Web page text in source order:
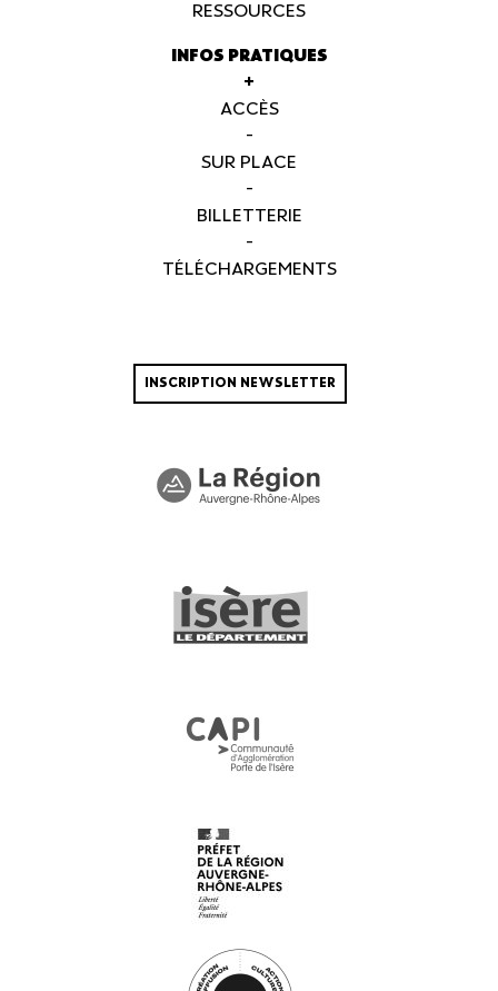
RESSOURCES
INFOS PRATIQUES
+
ACCÈS
-
SUR PLACE
-
BILLETTERIE
-
TÉLÉCHARGEMENTS
INSCRIPTION NEWSLETTER